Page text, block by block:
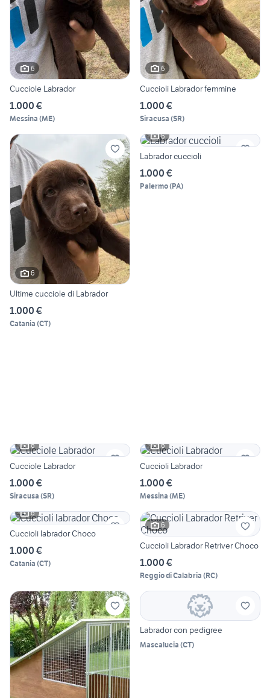
6
Cucciole Labrador
1.000 €
Messina (ME)
6
Cuccioli Labrador femmine
1.000 €
Siracusa (SR)
6
Ultime cucciole di Labrador
1.000 €
Catania (CT)
6
Labrador cuccioli
1.000 €
Palermo(PA)
6
Cucciole Labrador
1.000 €
Siracusa (SR)
6
Cuccioli Labrador
1.000 €
Messina (ME)
6
Cuccioli labrador Choco
1.000 €
Catania (CT)
6
Cuccioli Labrador Retriver Choco
1.000 €
Reggio di Calabria (RC)
Labrador con pedigree
Mascalucia (CT)